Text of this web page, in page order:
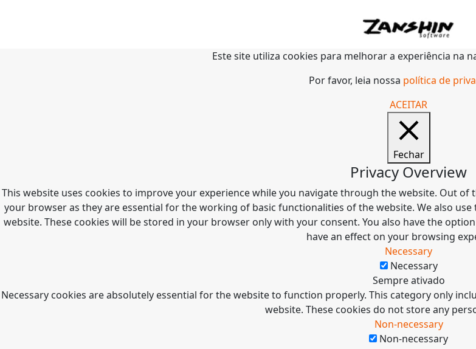
Este site utiliza cookies para melhorar a experiência na
Por favor, leia nossa política de
ACEITAR
Fechar
Privacy Overview
This website uses cookies to improve your experience while you navigate through the website. Out
your browser as they are essential for the working of basic functionalities of the website. We also
website. These cookies will be stored in your browser only with your consent. You also have the
have an effect on your browsing
Necessary
Necessary
Sempre ativado
Necessary cookies are absolutely essential for the website to function properly. This category only
website. These cookies do not store any
Non-necessary
Non-necessary